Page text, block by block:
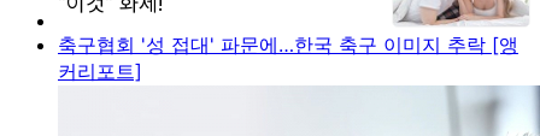
축구협회 '성 접대' 파문에…한국 축구 이미지 추락 [앵
커리포트]